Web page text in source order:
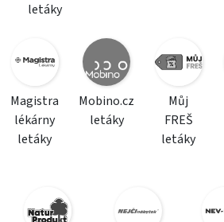
letáky
Magistra
lékárny
letáky
Mobino.cz
letáky
Můj
FREŠ
letáky